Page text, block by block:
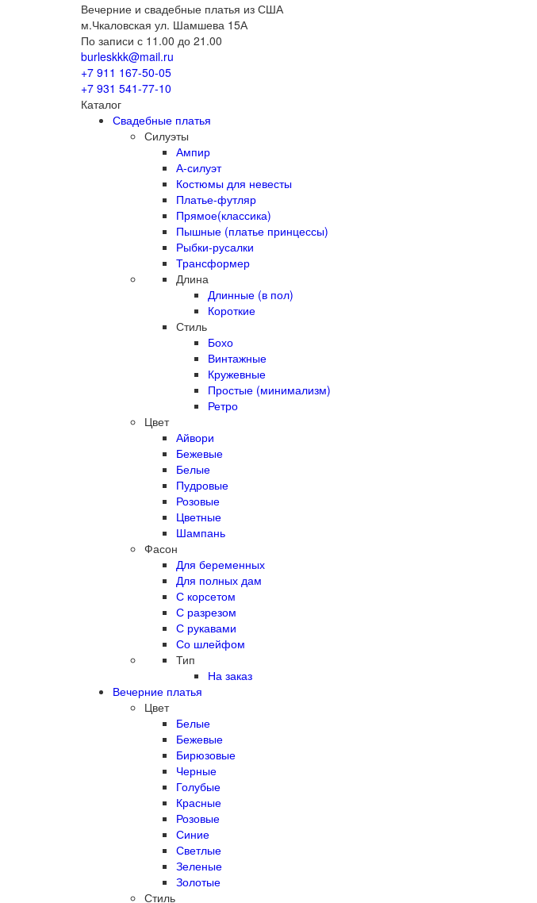
Вечерние и свадебные платья из США
м.Чкаловская ул. Шамшева 15А
По записи с 11.00 до 21.00
burleskkk@mail.ru
+7 911 167-50-05
+7 931 541-77-10
Каталог
Свадебные платья
Силуэты
Ампир
А-силуэт
Костюмы для невесты
Платье-футляр
Прямое(классика)
Пышные (платье принцессы)
Рыбки-русалки
Трансформер
Длина
Длинные (в пол)
Короткие
Стиль
Бохо
Винтажные
Кружевные
Простые (минимализм)
Ретро
Цвет
Айвори
Бежевые
Белые
Пудровые
Розовые
Цветные
Шампань
Фасон
Для беременных
Для полных дам
С корсетом
С разрезом
С рукавами
Со шлейфом
Тип
На заказ
Вечерние платья
Цвет
Белые
Бежевые
Бирюзовые
Черные
Голубые
Красные
Розовые
Синие
Светлые
Зеленые
Золотые
Стиль